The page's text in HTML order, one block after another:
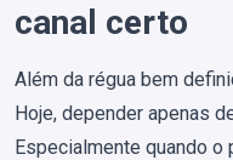
canal certo
Além da régua bem
Hoje, depender apenas
Especialmente quando